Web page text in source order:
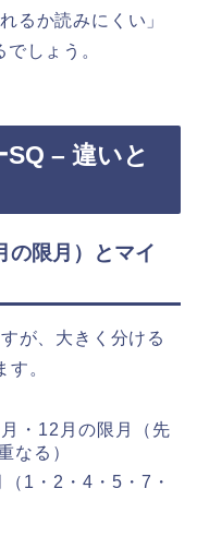
るか読みにくい」
しょう。
– 違いと
の限月）とマイ
が、大きく分ける
。
・12月の限月（先
なる）
（1・2・4・5・7・